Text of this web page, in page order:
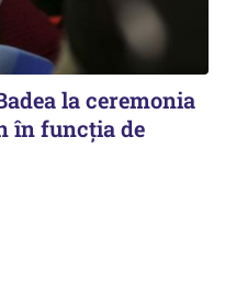
la ceremonia
în funcția de